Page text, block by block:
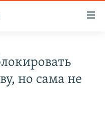
но сама не